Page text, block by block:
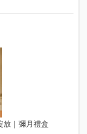
放｜彌月禮盒